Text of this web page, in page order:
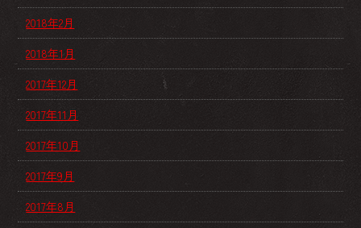
2018年2月
2018年1月
2017年12月
2017年11月
2017年10月
2017年9月
2017年8月